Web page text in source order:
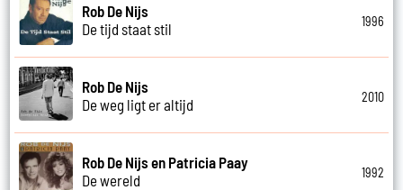
Rob De Nijs
De tijd staat stil
1996
Rob De Nijs
De weg ligt er altijd
2010
Rob De Nijs en Patricia Paay
De wereld
1992